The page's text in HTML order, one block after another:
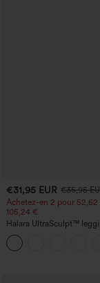
€31,95 EUR €35,95
Achetez-en 2 pour
105,24 €
Halara UltraSculpt™
taille haute sculptants —
fessier, maintien du